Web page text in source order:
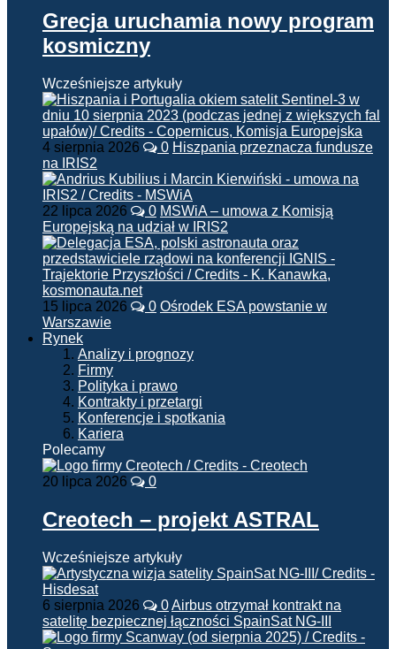
Grecja uruchamia nowy program
kosmiczny
Wcześniejsze artykuły
4 sierpnia 2026 0 Hiszpania przeznacza fundusze
na IRIS2
22 lipca 2026 0 MSWiA – umowa z Komisją
Europejską na udział w IRIS2
15 lipca 2026 0 Ośrodek ESA powstanie w
Warszawie
Rynek
Analizy i prognozy
Firmy
Polityka i prawo
Kontrakty i przetargi
Konferencje i spotkania
Kariera
Polecamy
20 lipca 2026 0
Creotech – projekt ASTRAL
Wcześniejsze artykuły
6 sierpnia 2026 0Airbus otrzymał kontrakt na
satelitę bezpiecznej łączności SpainSat NG-III